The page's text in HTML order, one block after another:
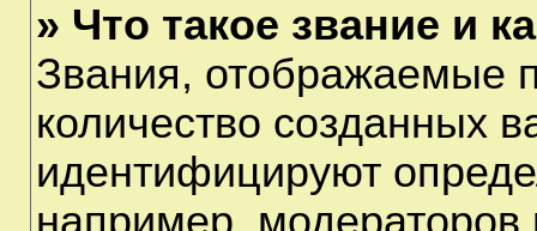
» Что такое звание и
Звания, отображаемые
количество созданных
идентифицируют
например,